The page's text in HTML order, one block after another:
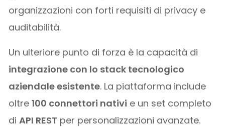
organizzazioni con forti requisiti di privacy e
auditabilità.
Un ulteriore punto di forza è la capacità di
integrazione con lo stack tecnologico
aziendale esistente. La piattaforma include
oltre100 connettori nativi e un set completo
diAPI REST per personalizzazioni avanzate.